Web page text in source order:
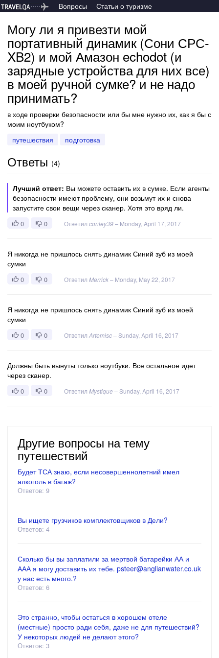
Вопросы Статьи о туризме
Могу ли я привезти мой
портативный динамик (Сони СРС-
XB2) и мой Амазон echodot (и
зарядные устройства для них все)
в моей ручной сумке? и не надо
принимать?
в ходе проверки безопасности или бы мне нужно их, как я бы с
моим ноутбуком?
путешествия
подготовка
Ответы (4)
Лучший ответ: Вы можете оставить их в сумке. Если агенты
безопасности имеют проблему, они возьмут их и снова
запустите свои вещи через сканер. Хотя это вряд ли.
0 0 Ответил conley39– Monday, April 17, 2017
Я никогда не пришлось снять динамик Синий зуб из моей
сумки
0 0 Ответил Merrick– Monday, May 22, 2017
Я никогда не пришлось снять динамик Синий зуб из моей
сумки
0 0 Ответил Artemisc–Sunday, April 16, 2017
Должны быть вынуты только ноутбуки. Все остальное идет
через сканер.
0 0 Ответил Mystique–Sunday, April 16, 2017
Другие вопросы на тему
путешествий
Будет ТСА знаю, если несовершеннолетний имел
алкоголь в багаж?
Ответов: 9
Вы ищете грузчиков комплектовщиков в Дели?
Ответов: 4
Сколько бы вы заплатили за мертвой батарейки АА и
ААА я могу доставить их тебе. psteer@anglianwater.co.uk
у нас есть много.?
Ответов: 6
Это странно, чтобы остаться в хорошем отеле
(местные) просто ради себя, даже не для путешествий?
У некоторых людей не делают этого?
Ответов: 3